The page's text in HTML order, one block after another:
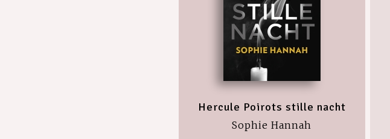
Hercule Poirots stille nacht
Sophie Hannah